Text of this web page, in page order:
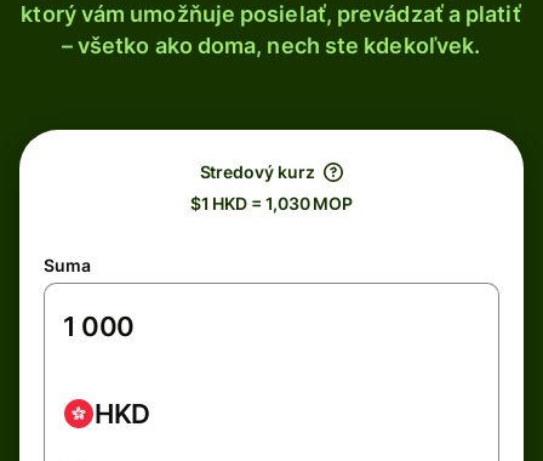
ktorý vám umožňuje posielať, prevádzať a platiť
– všetko ako doma, nech ste kdekoľvek.
Stredový kurz
$1 HKD = 1,030 MOP
Suma
HKD